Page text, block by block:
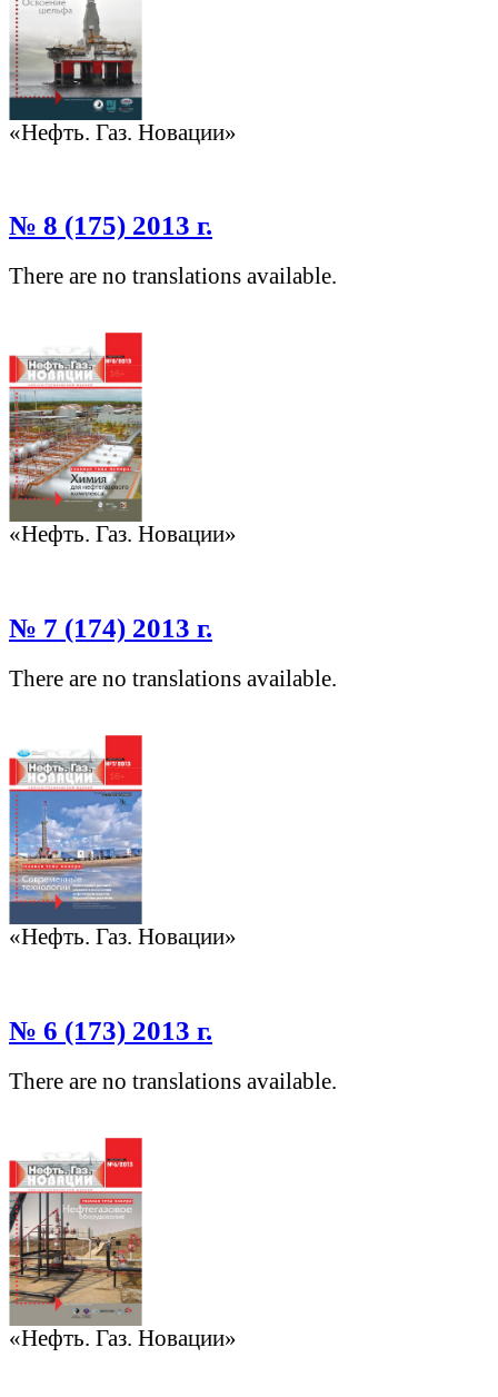
«Нефть. Газ. Новации»
№ 8 (175) 2013 г.
There are no translations available.
«Нефть. Газ. Новации»
№ 7 (174) 2013 г.
There are no translations available.
«Нефть. Газ. Новации»
№ 6 (173) 2013 г.
There are no translations available.
«Нефть. Газ. Новации»